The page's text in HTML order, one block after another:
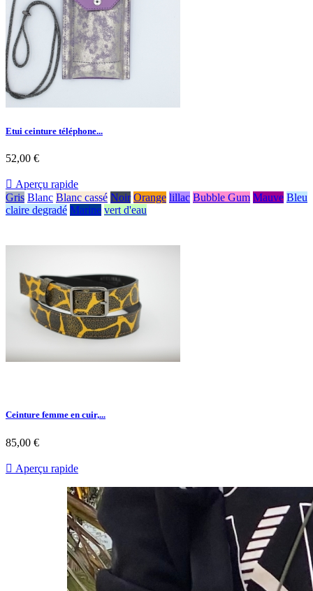
Etui ceinture téléphone...
52,00 €
 Aperçu rapide
Gris Blanc Blanc cassé Noir Orange lillac Bubble Gum Mauve Bleu
claire degradé Marine vert d'eau
Ceinture femme en cuir,...
85,00 €
 Aperçu rapide